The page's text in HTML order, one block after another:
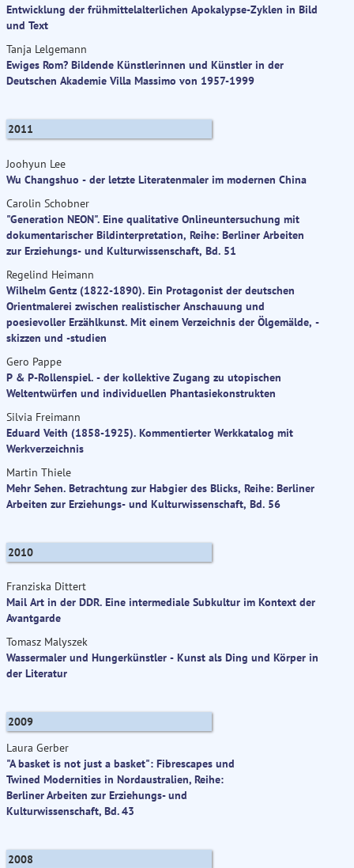
Entwicklung der frühmittelalterlichen Apokalypse-Zyklen in Bild
und Text
Tanja Lelgemann
Ewiges Rom? Bildende Künstlerinnen und Künstler in der
Deutschen Akademie Villa Massimo von 1957-1999
2011
Joohyun Lee
Wu Changshuo - der letzte Literatenmaler im modernen China
Carolin Schobner
"Generation NEON". Eine qualitative Onlineuntersuchung mit
dokumentarischer Bildinterpretation, Reihe: Berliner Arbeiten
zur Erziehungs- und Kulturwissenschaft, Bd. 51
Regelind Heimann
Wilhelm Gentz (1822-1890). Ein Protagonist der deutschen
Orientmalerei zwischen realistischer Anschauung und
poesievoller Erzählkunst. Mit einem Verzeichnis der Ölgemälde, -
skizzen und -studien
Gero Pappe
P & P-Rollenspiel. - der kollektive Zugang zu utopischen
Weltentwürfen und individuellen Phantasiekonstrukten
Silvia Freimann
Eduard Veith (1858-1925). Kommentierter Werkkatalog mit
Werkverzeichnis
Martin Thiele
Mehr Sehen. Betrachtung zur Habgier des Blicks, Reihe: Berliner
Arbeiten zur Erziehungs- und Kulturwissenschaft, Bd. 56
2010
Franziska Dittert
Mail Art in der DDR. Eine intermediale Subkultur im Kontext der
Avantgarde
Tomasz Malyszek
Wassermaler und Hungerkünstler - Kunst als Ding und Körper in
der Literatur
2009
Laura Gerber
"A basket is not just a basket": Fibrescapes und
Twined Modernities in Nordaustralien, Reihe:
Berliner Arbeiten zur Erziehungs- und
Kulturwissenschaft, Bd. 43
2008